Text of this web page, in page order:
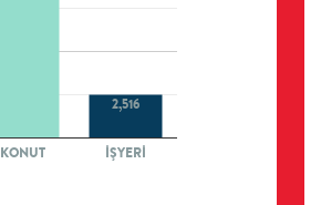
KONUT İŞYERİ
2,516